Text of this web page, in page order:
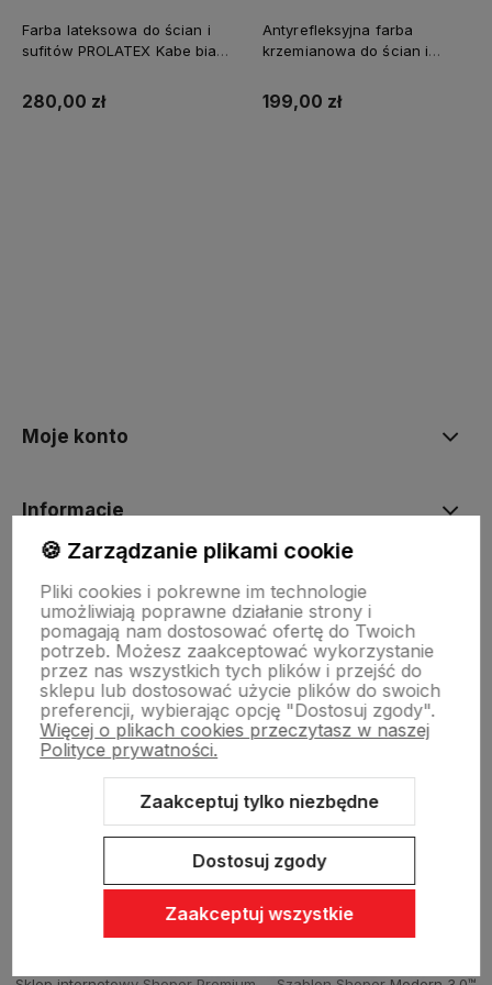
Farba lateksowa do ścian i
sufitów PROLATEX Kabe biała
matowa
280,00 zł
Antyrefleksyjna farba
krzemianowa do ścian i
199,00 zł
Moje konto
Informacje
O nas
Dostawa i płatności
Sklepy stacjonarne
Obsługa hurtowa
🍪 Zarządzanie plikami cookie
Pliki cookies i pokrewne im technologie
umożliwiają poprawne działanie strony i
pomagają nam dostosować ofertę do Twoich
potrzeb. Możesz zaakceptować wykorzystanie
przez nas wszystkich tych plików i przejść do
sklepu lub dostosować użycie plików do swoich
preferencji, wybierając opcję "Dostosuj zgody".
Więcej o plikach cookies przeczytasz w naszej
Polityce prywatności.
Zaakceptuj tylko niezbędne
Dostosuj zgody
Zaakceptuj wszystkie